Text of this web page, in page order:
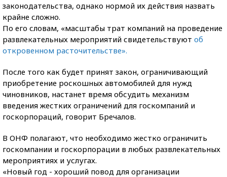
законодательства, однако нормой их действия назвать
крайне сложно.
По его словам, «масштабы трат компаний на проведение
развлекательных мероприятий свидетельствуют об
откровенном расточительстве».
После того как будет принят закон, ограничивающий
приобретение роскошных автомобилей для нужд
чиновников, настанет время обсудить механизм
введения жестких ограничений для госкомпаний и
госкорпораций, говорит Бречалов.
В ОНФ полагают, что необходимо жестко ограничить
госкомпании и госкорпорации в любых развлекательных
мероприятиях и услугах.
«Новый год - хороший повод для организации